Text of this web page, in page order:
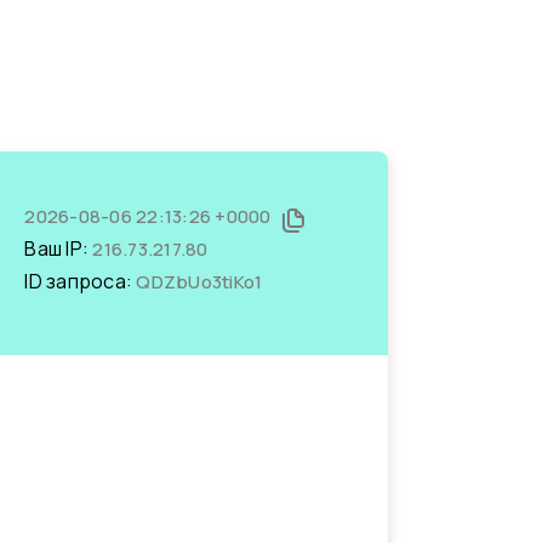
2026-08-06 22:13:26 +0000
Ваш IP:216.73.217.80
ID запроса:QDZbUo3tiKo1